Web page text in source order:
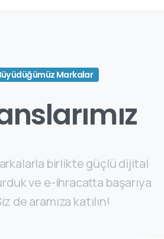
Markalar
birlikte güçlü dijital
ve e-ihracatta başarıya
de aramıza katılın!